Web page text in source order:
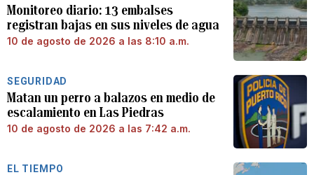
Monitoreo diario: 13 embalses
registran bajas en sus niveles de agua
10 de agosto de 2026 a las 8:10 a.m.
SEGURIDAD
Matan un perro a balazos en medio de
escalamiento en Las Piedras
10 de agosto de 2026 a las 7:42 a.m.
EL TIEMPO